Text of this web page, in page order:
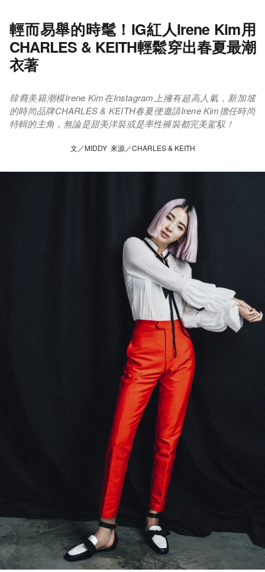
輕而易舉的時髦！IG紅人Irene Kim用
CHARLES & KEITH輕鬆穿出春夏最潮
衣著
韓裔美籍潮模Irene Kim在Instagram上擁有超高人氣，新加坡
的時尚品牌CHARLES & KEITH春夏便邀請Irene Kim擔任時尚
特輯的主角，無論是甜美洋裝或是率性褲裝都完美駕馭！
文／MIDDY 來源／CHARLES & KEITH